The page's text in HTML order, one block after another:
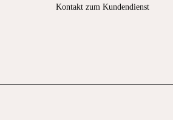
Kontakt zum Kundendienst